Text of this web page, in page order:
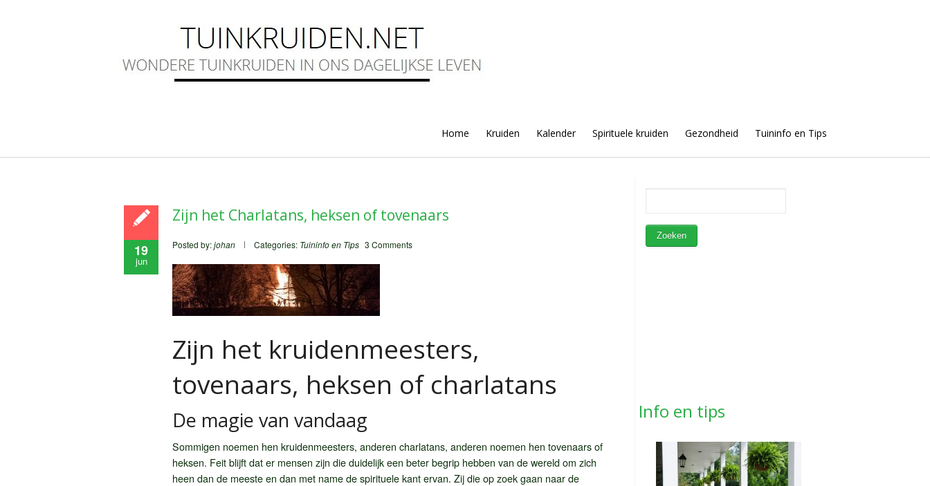
Home Kruiden Kalender Spirituele kruiden Gezondheid Tuininfo en Tips
19
jun
Zijn het Charlatans, heksen of tovenaars
Posted by:johan Categories: Tuininfo en Tips 3 Comments
Zijn het kruidenmeesters,
tovenaars, heksen of charlatans
De magie van vandaag
Sommigen noemen hen kruidenmeesters, anderen charlatans, anderen noemen hen tovenaars of
heksen. Feit blijft dat er mensen zijn die duidelijk een beter begrip hebben van de wereld om zich
heen dan de meeste en dan met name de spirituele kant ervan. Zij die op zoek gaan naar de
Info en tips